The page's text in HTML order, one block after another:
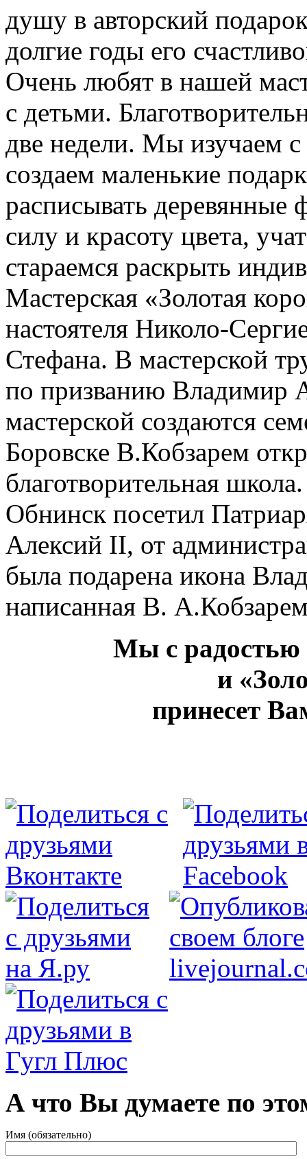
душу в авторский
долгие годы его
Очень любят в нашей
с детьми.
две недели. Мы изучаем
создаем маленькие
расписывать
силу и красоту цвета,
стараемся раскрыть
Мастерская «Золотая
настоятеля Николо-
Стефана. В мастерской
по призванию Владимир
мастерской создаются
Боровске В.Кобзарем
благотворительная
Обнинск посетил
Алексий II, от
была подарена икона
написанная В.
Мы с радостью
и
принесет
А что Вы думаете по
Имя (обязательно)